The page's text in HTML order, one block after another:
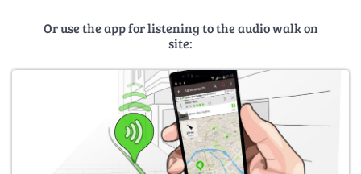
разрешенияавторов.
Old Jewish Cemetery in Josefov, Prague
(CC BY-SA 3.0)
Or use the app for listening to the audio walk on
site: